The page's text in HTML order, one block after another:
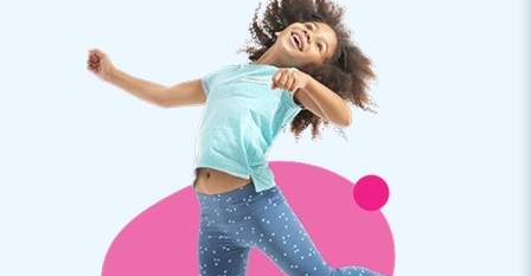
Deze inflatable megagrote halve Sarah en Abraham worden
uiteraard volgens de bekende JB-standaarden geleverd. Dus
inclusief blower, bevestigings- en transportmateriaal. En ook
vergezeld van een heldere gebruiksaanwijzing, om de bijna 4
meter hoge poppen binnen 5 minuten op te zetten.
Topkwaliteit met 5 jaar garantie
JB poppen zijn op meerdere punten verstevigd en